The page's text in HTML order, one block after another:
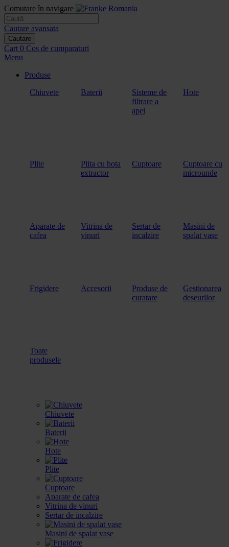
Comutare în navigare
Cautare avansata
Cautare
Cart 0 Cos de cumparaturi
Menu
Produse
Chiuvete
Baterii
Sisteme de
filtrare a
apei
Hote
Plite
Plita cu hota
extractor
Cuptoare
Cuptoare cu
microunde
Aparate de
cafea
Vitrina de
vinuri
Sertar de
incalzire
Masini de
spalat vase
Frigidere Accesorii
Produse de
curatare
Gestionarea
deseurilor
Toate
produsele
Chiuvete
Baterii
Hote
Plite
Cuptoare
Aparate de cafea
Vitrina de vinuri
Sertar de incalzire
Masini de spalat vase